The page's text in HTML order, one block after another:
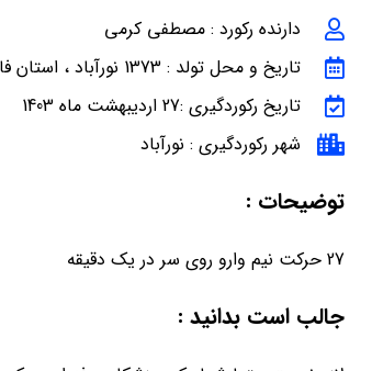
دارنده رکورد : مصطفی کرمی
تاریخ و محل تولد : 1373 نورآباد ، استان فارس
تاریخ رکوردگیری :27 اردیبهشت ماه 1403
شهر رکوردگیری : نورآباد
توضیحات :
27 حرکت نیم وارو روی سر در یک دقیقه
جالب است بدانید :